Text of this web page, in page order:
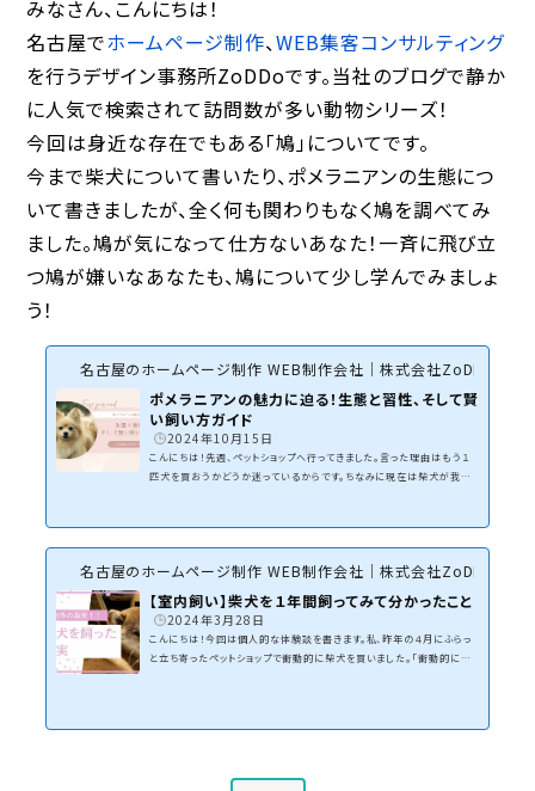
みなさん、こんにちは！
名古屋でホームページ制作、WEB集客コンサルティング
を行うデザイン事務所ZoDDoです。当社のブログで静か
に人気で検索されて訪問数が多い動物シリーズ！
今回は身近な存在でもある「鳩」についてです。
今まで柴犬について書いたり、ポメラニアンの生態につ
いて書きましたが、全く何も関わりもなく鳩を調べてみ
ました。鳩が気になって仕方ないあなた！一斉に飛び立
つ鳩が嫌いなあなたも、鳩について少し学んでみましょ
う！
名古屋のホームページ制作 WEB制作会社｜株式会社ZoDDo
ポメラニアンの魅力に迫る！生態と習性、そして賢
い飼い方ガイド
2024年10月15日
こんにちは！先週、ペットショップへ行ってきました。言った理由はもう１
匹犬を買おうかどうか迷っているからです。ちなみに現在は柴犬が我が
なくて大変だったので今回はしっかりリサーチして検討しようと思ってい
ます。まずは候補の一つ、ポメラニアンについて調べてみました。ポメラニ
名古屋のホームページ制作 WEB制作会社｜株式会社ZoDDo
【室内飼い】柴犬を１年間飼ってみて分かったこと
2024年3月28日
こんにちは！今回は個人的な体験談を書きます。私、昨年の４月にふらっ
と立ち寄ったペットショップで衝動的に柴犬を買いました。「衝動的に飼
間、柴犬を飼ってみた体験談を紹介します。そもそも柴犬ってどんな犬？